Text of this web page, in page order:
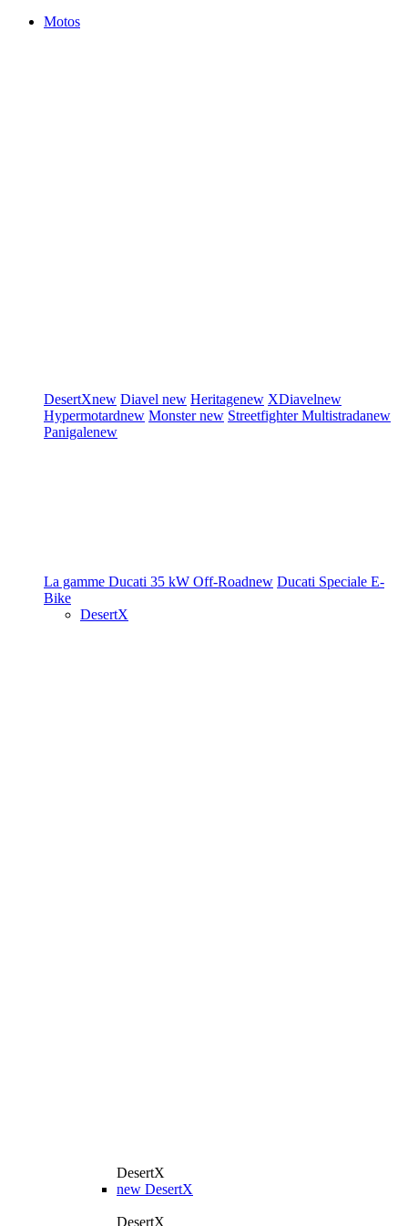
Motos
DesertXnew Diavel new Heritagenew XDiavelnew
Hypermotardnew Monsternew StreetfighterMultistradanew
Panigalenew
La gamme Ducati 35 kW Off-Roadnew Ducati Speciale E-
Bike
DesertX
DesertX
new DesertX
DesertX